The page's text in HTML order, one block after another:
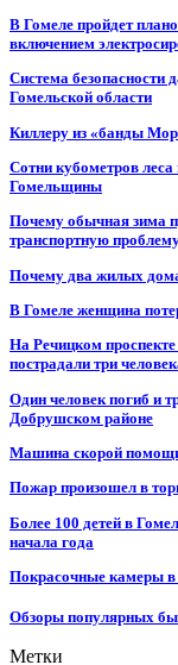
В Гомеле пройдет
включением
Система безопасности
Гомельской области
Киллеру из «банды
Сотни кубометров леса
Гомельщины
Почему обычная зима
транспортную
Почему два жилых
В Гомеле женщина
На Речицком
пострадали три
Один человек погиб и
Добрушском районе
Машина скорой
Пожар произошел в
Более 100 детей в
начала года
Покрасочные камеры в
Обзоры популярных
Метки